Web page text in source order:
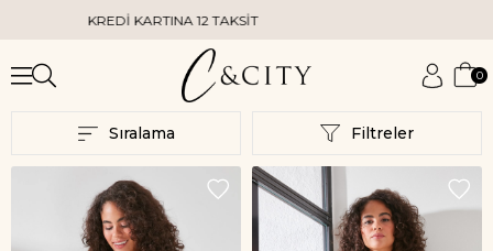
KARTINA 12 TAKSİT
0
Filtreler
Sıralama